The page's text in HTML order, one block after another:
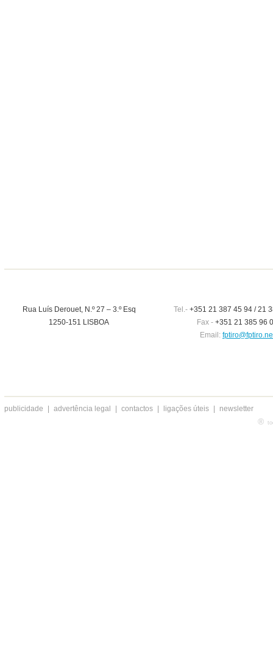
Rua Luís Derouet, N.º 27 – 3.º Esq
1250-151 LISBOA
Tel.-+351 21 387 45 94 / 21
Fax - +351 21 385 96
Email:
publicidade advertência legal contactos ligações úteis newsletter
®